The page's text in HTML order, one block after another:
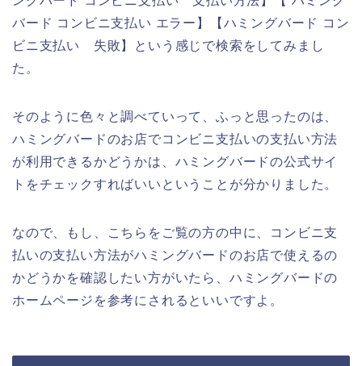
バード コンビニ支払い エラー】【ハミングバード コン
ビニ支払い 失敗】という感じで検索をしてみまし
た。
そのように色々と調べていって、ふっと思ったのは、
ハミングバードのお店でコンビニ支払いの支払い方法
が利用できるかどうかは、ハミングバードの公式サイ
トをチェックすればいいということが分かりました。
なので、もし、こちらをご覧の方の中に、コンビニ支
払いの支払い方法がハミングバードのお店で使えるの
かどうかを確認したい方がいたら、ハミングバードの
ホームページを参考にされるといいですよ。